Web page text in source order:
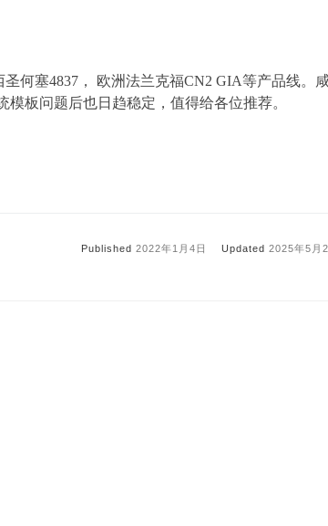
何塞4837， 欧洲法兰克福CN2 GIA等产品线。
板问题后也日趋稳定，值得给各位推荐。
Published 2022年1月4日 Updated 2025年5月